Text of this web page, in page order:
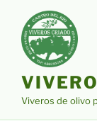
contenido
Viveros de olivo